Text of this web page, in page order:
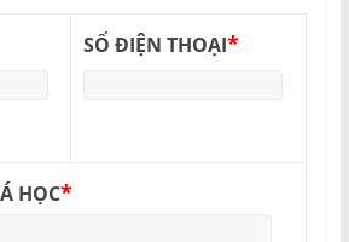
SỐ ĐIỆN THOẠI*
HỌC*